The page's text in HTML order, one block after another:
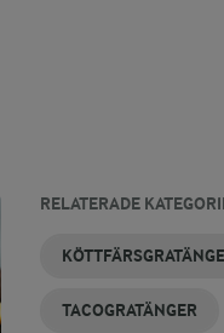
RELATERADE
TACOGRATÄNGER